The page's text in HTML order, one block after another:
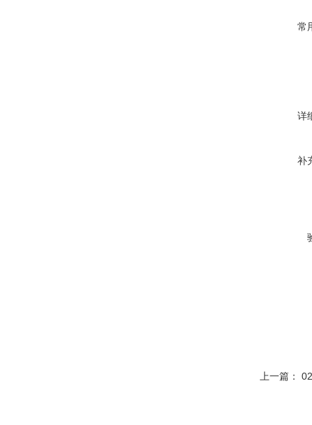
常
详
补
上一篇：